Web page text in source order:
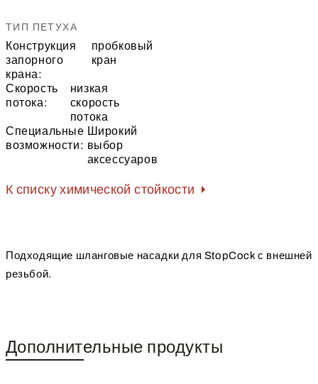
ТИП ПЕТУХА
Конструкция
запорного
крана:
пробковый
кран
Скорость
потока:
низкая
скорость
потока
Специальные
возможности:
Широкий
выбор
аксессуаров
К списку химической стойкости
Подходящие шланговые насадки для StopCock с внешней
резьбой.
Дополнительные продукты